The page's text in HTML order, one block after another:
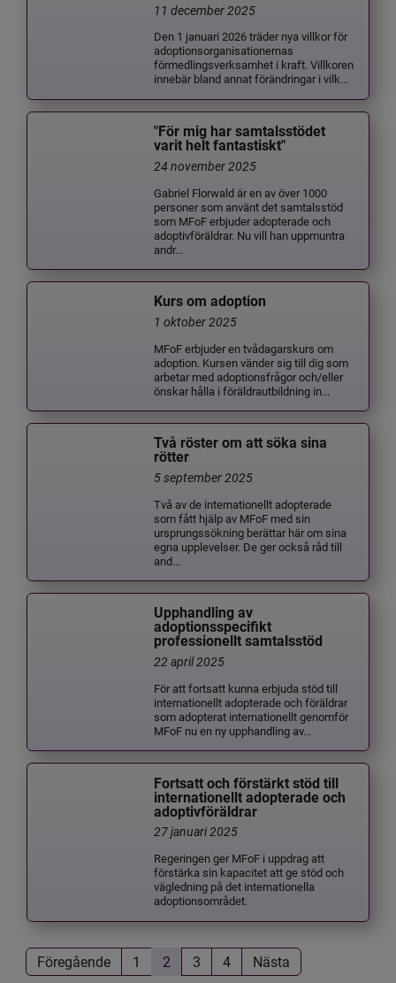
11 december 2025
Den 1 januari 2026 träder nya villkor för
adoptionsorganisationernas
förmedlingsverksamhet i kraft. Villkoren
innebär bland annat förändringar i vilk...
"För mig har samtalsstödet
varit helt fantastiskt"
24 november 2025
Gabriel Florwald är en av över 1000
personer som använt det samtalsstöd
som MFoF erbjuder adopterade och
adoptivföräldrar. Nu vill han uppmuntra
andr...
Kurs om adoption
1 oktober 2025
MFoF erbjuder en tvådagarskurs om
adoption. Kursen vänder sig till dig som
arbetar med adoptionsfrågor och/eller
önskar hålla i föräldrautbildning in...
Två röster om att söka sina
rötter
5 september 2025
Två av de internationellt adopterade
som fått hjälp av MFoF med sin
ursprungssökning berättar här om sina
egna upplevelser. De ger också råd till
and...
Upphandling av
adoptionsspecifikt
professionellt samtalsstöd
22 april 2025
För att fortsatt kunna erbjuda stöd till
internationellt adopterade och föräldrar
som adopterat internationellt genomför
MFoF nu en ny upphandling av...
Fortsatt och förstärkt stöd till
internationellt adopterade och
adoptivföräldrar
27 januari 2025
Regeringen ger MFoF i uppdrag att
förstärka sin kapacitet att ge stöd och
vägledning på det internationella
adoptionsområdet.
Föregående 1 2 3 4 Nästa